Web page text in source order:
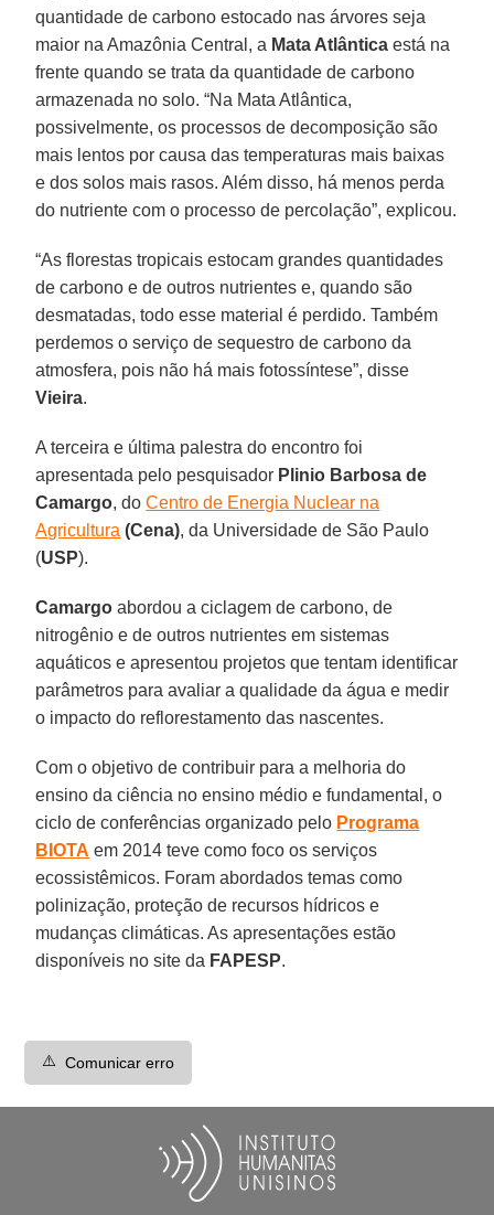
quantidade de carbono estocado nas árvores seja
maior na Amazônia Central, a Mata Atlântica está na
frente quando se trata da quantidade de carbono
armazenada no solo. “Na Mata Atlântica,
possivelmente, os processos de decomposição são
mais lentos por causa das temperaturas mais baixas
e dos solos mais rasos. Além disso, há menos perda
do nutriente com o processo de percolação”, explicou.
“As florestas tropicais estocam grandes quantidades
de carbono e de outros nutrientes e, quando são
desmatadas, todo esse material é perdido. Também
perdemos o serviço de sequestro de carbono da
atmosfera, pois não há mais fotossíntese”, disse
Vieira.
A terceira e última palestra do encontro foi
apresentada pelo pesquisador Plinio Barbosa de
Camargo, doCentro de Energia Nuclear na
Agricultura (Cena), da Universidade de São Paulo
(USP).
Camargo abordou a ciclagem de carbono, de
nitrogênio e de outros nutrientes em sistemas
aquáticos e apresentou projetos que tentam identificar
parâmetros para avaliar a qualidade da água e medir
o impacto do reflorestamento das nascentes.
Com o objetivo de contribuir para a melhoria do
ensino da ciência no ensino médio e fundamental, o
ciclo de conferências organizado pelo Programa
BIOTA em 2014 teve como foco os serviços
ecossistêmicos. Foram abordados temas como
polinização, proteção de recursos hídricos e
mudanças climáticas. As apresentações estão
disponíveis no site da FAPESP.
⚠️ Comunicar erro